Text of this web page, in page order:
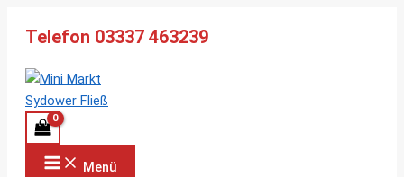
InhaltTelefon 03337 463239
Menü